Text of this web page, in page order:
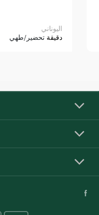
اليوناني
دقيقة تحضير/طهي